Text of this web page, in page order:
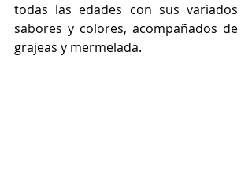
todas las edades con sus variados
sabores y colores, acompañados de
grajeas y mermelada.